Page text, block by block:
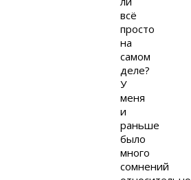
всё
просто
на
самом
деле?
У
меня
и
раньше
было
много
сомнений